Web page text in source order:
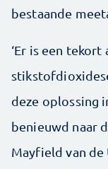
bestaande
‘Er is een
deze oplossing
benieuwd naar
Mayfield van